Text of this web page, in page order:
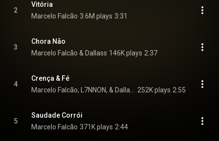
2
Vitória
Marcelo Falcão 3.6M plays 3:31
3
Chora Não
Marcelo Falcão & Dallass 146K plays 2:37
4
Crença & Fé
252K plays 2:55
5
Saudade Corrói
Marcelo Falcão 371K plays 2:44